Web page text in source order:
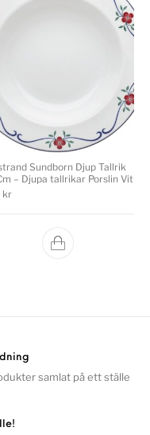
Sundborn Djup Tallrik
– Djupa tallrikar Porslin Vit
kr
samlat på ett ställe